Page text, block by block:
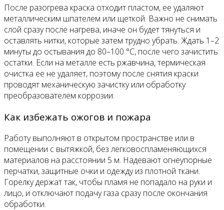
После разогрева краска отходит пластом, ее удаляют
металлическим шпателем или щеткой. Важно не снимать
слой сразу после нагрева, иначе он будет тянуться и
оставлять нитки, которые затем трудно убрать. Ждать 1–2
минуты до остывания до 80–100 °C, после чего зачистить
остатки. Если на металле есть ржавчина, термическая
очистка ее не удаляет, поэтому после снятия краски
проводят механическую зачистку или обработку
преобразователем коррозии.
Как избежать ожогов и пожара
Работу выполняют в открытом пространстве или в
помещении с вытяжкой, без легковоспламеняющихся
материалов на расстоянии 5 м. Надевают огнеупорные
перчатки, защитные очки и одежду из плотной ткани.
Горелку держат так, чтобы пламя не попадало на руки и
лицо, и отключают подачу газа сразу после окончания
обработки.